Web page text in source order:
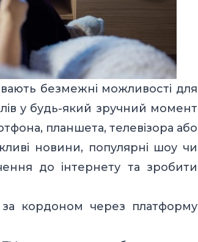
безмежні можливості для
у будь-який зручний момент
планшета, телевізора або
новини, популярні шоу чи
до інтернету та зробити
кордоном через платформу